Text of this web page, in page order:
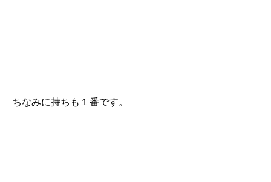
ちなみに持ちも１番です。